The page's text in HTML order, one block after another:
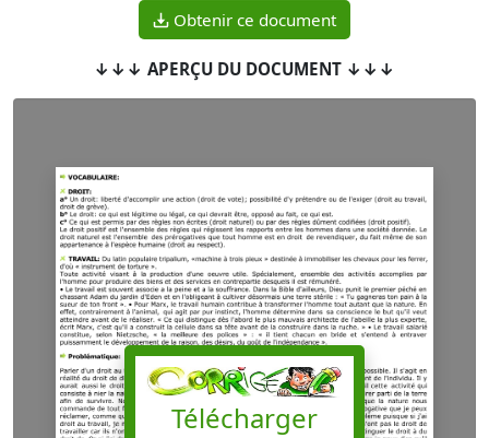
Obtenir ce document
↓↓↓ APERÇU DU DOCUMENT ↓↓↓
Télécharger